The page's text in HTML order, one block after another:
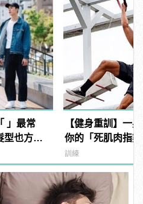
」最常
型也方便
【健身重訓】一
你的「死肌肉指
訓練